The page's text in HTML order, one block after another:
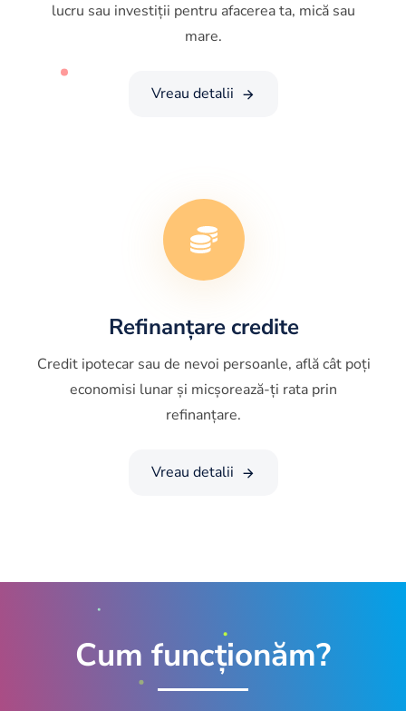
lucru sau investiții pentru afacerea ta, mică sau
mare.
Vreau detalii
Refinanțare credite
Credit ipotecar sau de nevoi persoanle, află cât poți
economisi lunar și micșorează-ți rata prin
refinanțare.
Vreau detalii
Cum funcționăm?